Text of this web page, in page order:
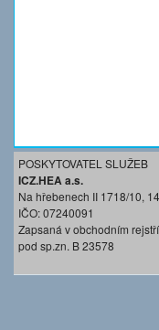
POSKYTOVATEL SLUŽEB
ICZ.HEA a.s.
Na hřebenech II 1718/10,
IČO: 07240091
Zapsaná v obchodním
pod sp.zn. B 23578